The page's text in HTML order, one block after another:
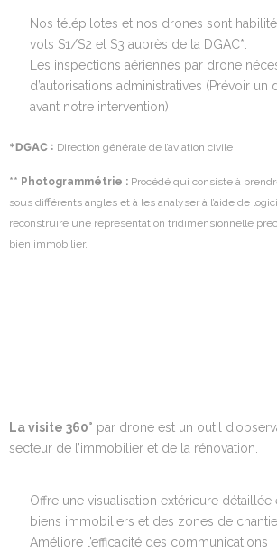
Nos télépilotes et nos drones sont
vols S1/S2 et S3 auprès de la DGAC*.
Les inspections aériennes par drone
d’autorisations administratives (Prévoir un
avant notre intervention)
*DGAC : Direction générale de l’aviation civile
** Photogrammétrie : Procédé qui consiste à
sous différents angles et à les analyser à l’aide de
reconstruire une représentation tridimensionnelle
bien immobilier.
La visite 360° par drone est un outil
secteur de l’immobilier et de la rénovation.
Offre une visualisation extérieure
biens immobiliers et des zones de
Améliore l’efficacité des communications